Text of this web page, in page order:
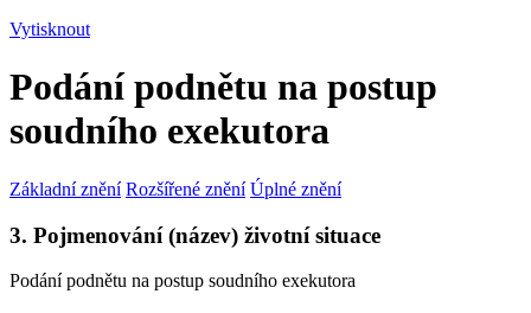
Vytisknout
Podání podnětu na postup
soudního exekutora
Základní znění Rozšířené znění Úplné znění
3. Pojmenování (název) životní situace
Podání podnětu na postup soudního exekutora